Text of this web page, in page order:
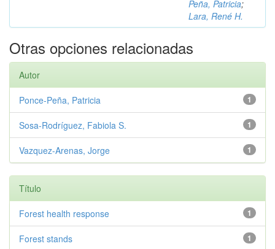
Peña, Patricia;
Lara, René H.
Otras opciones relacionadas
Autor
1
Ponce-Peña, Patricia
1
Sosa-Rodríguez, Fabiola S.
1
Vazquez-Arenas, Jorge
Título
1
Forest health response
1
Forest stands